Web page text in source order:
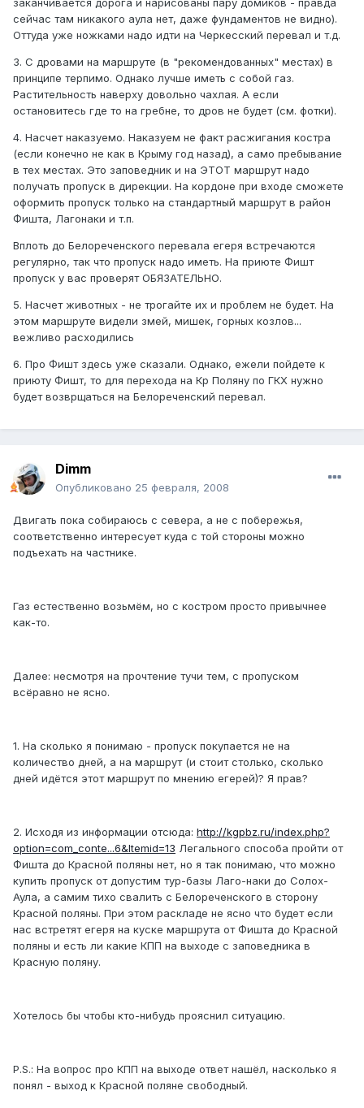
сейчас там никакого аула нет, даже фундаментов не видно).
Оттуда уже ножками надо идти на Черкесский перевал и т.д.
3. С дровами на маршруте (в "рекомендованных" местах) в
принципе терпимо. Однако лучше иметь с собой газ.
Растительность наверху довольно чахлая. А если
остановитесь где то на гребне, то дров не будет (см. фотки).
4. Насчет наказуемо. Наказуем не факт расжигания костра
(если конечно не как в Крыму год назад), а само пребывание
в тех местах. Это заповедник и на ЭТОТ маршрут надо
получать пропуск в дирекции. На кордоне при входе сможете
оформить пропуск только на стандартный маршрут в район
Фишта, Лагонаки и т.п.
Вплоть до Белореченского перевала егеря встречаются
регулярно, так что пропуск надо иметь. На приюте Фишт
пропуск у вас проверят ОБЯЗАТЕЛЬНО.
5. Насчет животных - не трогайте их и проблем не будет. На
этом маршруте видели змей, мишек, горных козлов...
вежливо расходились
6. Про Фишт здесь уже сказали. Однако, ежели пойдете к
приюту Фишт, то для перехода на Кр Поляну по ГКХ нужно
будет возврщаться на Белореченский перевал.
Dimm
Опубликовано 25 февраля, 2008
Двигать пока собираюсь с севера, а не с побережья,
соответственно интересует куда с той стороны можно
подъехать на частнике.
Газ естественно возьмём, но с костром просто привычнее
как-то.
Далее: несмотря на прочтение тучи тем, с пропуском
всёравно не ясно.
1. На сколько я понимаю - пропуск покупается не на
количество дней, а на маршрут (и стоит столько, сколько
дней идётся этот маршрут по мнению егерей)? Я прав?
2. Исходя из информации отсюда: http://kgpbz.ru/index.php?
option=com_conte...6&Itemid=13 Легального способа пройти от
Фишта до Красной поляны нет, но я так понимаю, что можно
купить пропуск от допустим тур-базы Лаго-наки до Солох-
Аула, а самим тихо свалить с Белореченского в сторону
Красной поляны. При этом раскладе не ясно что будет если
нас встретят егеря на куске маршрута от Фишта до Красной
поляны и есть ли какие КПП на выходе с заповедника в
Красную поляну.
Хотелось бы чтобы кто-нибудь прояснил ситуацию.
P.S.: На вопрос про КПП на выходе ответ нашёл, насколько я
понял - выход к Красной поляне свободный.